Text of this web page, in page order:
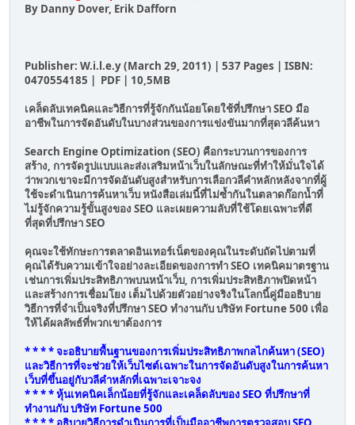
By Danny Dover, Erik Dafforn
Publisher: W.i.l.e.y (March 29, 2011) | 537 Pages | ISBN:
0470554185 | PDF | 10,5MB
เคล็ดลับเทคนิคและวิธีการที่รู้จักกันน้อยโดยใช้ที่ปรึกษา SEO มือ
อาชีพในการจัดอันดับในบางส่วนของการแข่งขันมากที่สุดวลีค้นหา
Search Engine Optimization (SEO) คือกระบวนการของการ
สร้าง, การจัดรูปแบบและส่งเสริมหน้าเว็บในลักษณะที่ทำให้มั่นใจได้
ว่าพวกเขาจะมีการจัดอันดับสูงสำหรับการเลือกวลีคำหลักหลังจากที่ผู้
ใช้จะดำเนินการค้นหาเว็บ หนังสือเล่มนี้ที่ไม่ซ้ำกันในตลาดก๊อกน้ำที่
ไม่รู้จักความรู้ขั้นสูงของ SEO และเผยความลับที่ใช้โดยเฉพาะที่ดี
ที่สุดที่ปรึกษา SEO
คุณจะใช้ทักษะการตลาดอินเทอร์เน็ตของคุณในระดับถัดไปตามที่
คุณได้รับความเข้าใจอย่างละเอียดของการทำ SEO เทคนิคมาตรฐาน
เช่นการเพิ่มประสิทธิภาพบนหน้าเว็บ, การเพิ่มประสิทธิภาพปิดหน้า
และสร้างการเชื่อมโยง เต็มไปด้วยตัวอย่างจริงในโลกนี้คู่มืออธิบาย
วิธีการที่จำเป็นจริงที่ปรึกษา SEO ทำงานกับ บริษัท Fortune 500 เพื่อ
ให้ได้ผลลัพธ์ที่พวกเขาต้องการ
* * * * จะอธิบายพื้นฐานของการเพิ่มประสิทธิภาพกลไกค้นหา (SEO)
และวิธีการที่จะช่วยให้เว็บไซต์เฉพาะในการจัดอันดับสูงในการค้นหา
เว็บที่ขึ้นอยู่กับวลีคำหลักที่เฉพาะเจาะจง
* * * * หุ้นเทคนิคเล็กน้อยที่รู้จักและเคล็ดลับของ SEO ที่ปรึกษาที่
ทำงานกับ บริษัท Fortune 500